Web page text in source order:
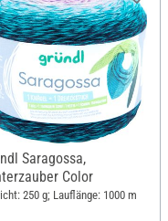
Saragossa,
Color
250 g; Lauflänge: 1000 m